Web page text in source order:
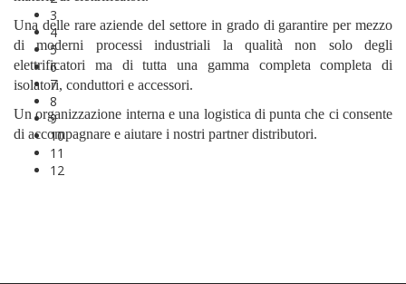
3
4
5
6
7
8
9
10
11
12
Una delle rare aziende del settore in grado di garantire per mezzo
di moderni processi industriali la qualità non solo degli
elettrificatori ma di tutta una gamma completa completa di
isolatori, conduttori e accessori.
Un organizzazione interna e una logistica di punta che ci consente
di accompagnare e aiutare i nostri partner distributori.